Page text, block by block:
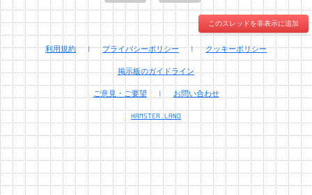
このスレッドを非表示に追加
利用規約 | プライバシーポリシー | クッキーポリシー
掲示板のガイドライン
ご意見・ご要望 | お問い合わせ
HAMSTER.LAND